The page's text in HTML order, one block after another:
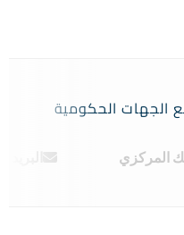
الجهات الحكومية
البريد السعودي